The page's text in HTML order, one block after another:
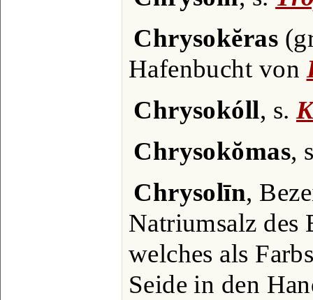
Chrysokĕras
Hafenbucht von
Chrysokóll, s.
Chrysokŏmas,
Chrysolīn,
Natriumsalz des
welches als
Seide in den